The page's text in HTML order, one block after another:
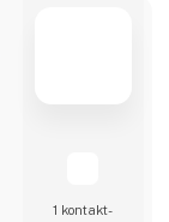
1 kontakt­